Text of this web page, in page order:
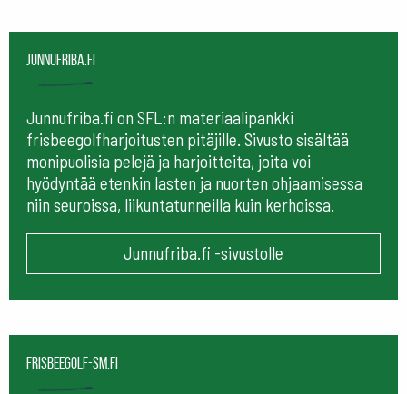
Junnufriba.fi
Junnufriba.fi on SFL:n materiaalipankki
frisbeegolfharjoitusten pitäjille. Sivusto sisältää
monipuolisia pelejä ja harjoitteita, joita voi
hyödyntää etenkin lasten ja nuorten ohjaamisessa
niin seuroissa, liikuntatunneilla kuin kerhoissa.
Junnufriba.fi -sivustolle
frisbeegolf-sm.fi